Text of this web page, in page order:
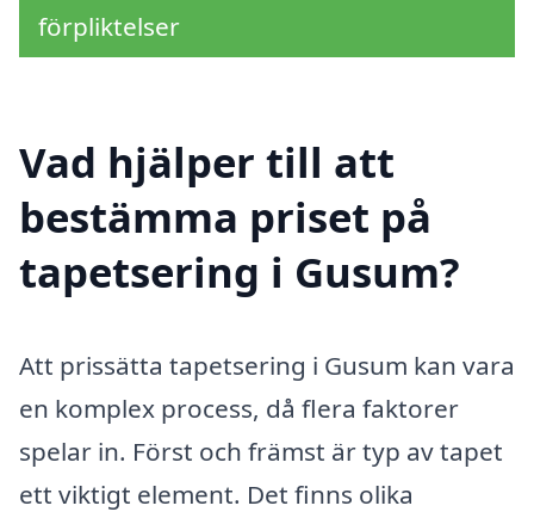
förpliktelser
Vad hjälper till att
bestämma priset på
tapetsering i Gusum?
Att prissätta tapetsering i Gusum kan vara
en komplex process, då flera faktorer
spelar in. Först och främst är typ av tapet
ett viktigt element. Det finns olika